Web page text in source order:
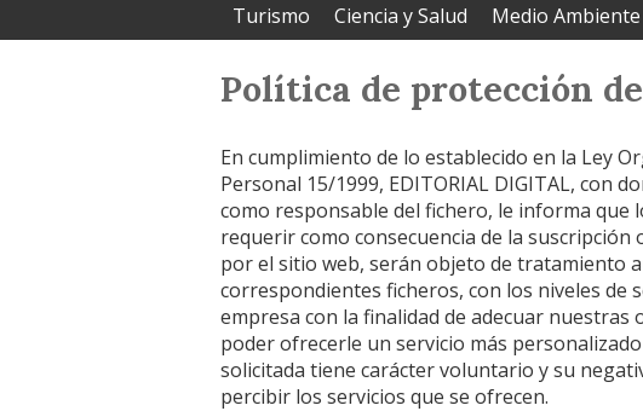
Turismo
Ciencia y Salud Medio Ambiente
Política de protección
En cumplimiento de lo establecido en la Ley
Personal 15/1999, EDITORIAL DIGITAL, con
como responsable del fichero, le informa que
requerir como consecuencia de la
por el sitio web, serán objeto de tratamiento
correspondientes ficheros, con los niveles de
empresa con la finalidad de adecuar
poder ofrecerle un servicio más
solicitada tiene carácter voluntario y su
percibir los servicios que se ofrecen.